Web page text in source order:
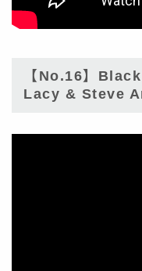
【No.16】
Lacy & Steve